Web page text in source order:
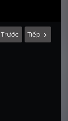
Trước Tiếp